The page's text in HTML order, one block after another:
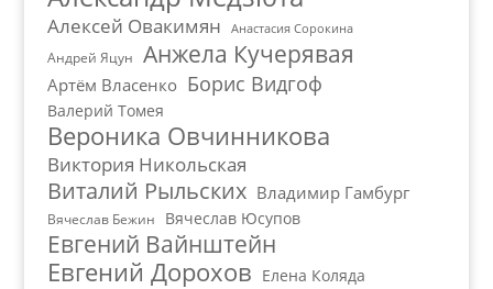
Алексей Овакимян Анастасия Сорокина
Андрей Яцун Анжела Кучерявая
Артём Власенко Борис Видгоф
Валерий Томея
Вероника Овчинникова
Виктория Никольская
Виталий Рыльских Владимир Гамбург
Вячеслав Бежин Вячеслав Юсупов
Евгений Вайнштейн
Евгений Дорохов Елена Коляда